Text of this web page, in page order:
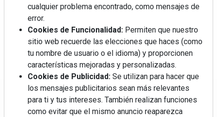
Regístrate y accede a contenidos
exclusivos
cualquier problema encontrado, como mensajes de
error.
Cookies de Funcionalidad: Permiten que nuestro
sitio web recuerde las elecciones que haces (como
tu nombre de usuario o el idioma) y proporcionen
características mejoradas y personalizadas.
Cookies de Publicidad: Se utilizan para hacer que
los mensajes publicitarios sean más relevantes
para ti y tus intereses. También realizan funciones
como evitar que el mismo anuncio reaparezca